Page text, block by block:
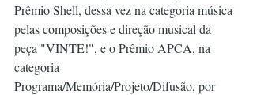
Prêmio Shell, dessa vez na categoria música
pelas composições e direção musical da
peça "VINTE!", e o Prêmio APCA, na
categoria
Programa/Memória/Projeto/Difusão, por